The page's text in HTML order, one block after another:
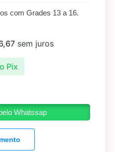
com Grades 13 a 16.
Pix
sem juros
Whatssap